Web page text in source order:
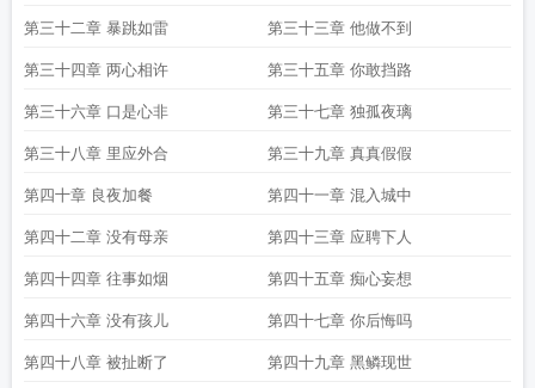
第三十二章 暴跳如雷 第三十三章 他做不到
第三十四章 两心相许 第三十五章 你敢挡路
第三十六章 口是心非 第三十七章 独孤夜璃
第三十八章 里应外合 第三十九章 真真假假
第四十章 良夜加餐 第四十一章 混入城中
第四十二章 没有母亲 第四十三章 应聘下人
第四十四章 往事如烟 第四十五章 痴心妄想
第四十六章 没有孩儿 第四十七章 你后悔吗
第四十八章 被扯断了 第四十九章 黑鳞现世